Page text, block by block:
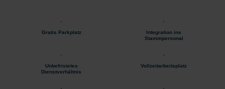
Gratis Parkplatz
Integration ins
Stammpersonal
Unbefristetes
Dienstverhältnis
Vollzeitarbeitsplatz